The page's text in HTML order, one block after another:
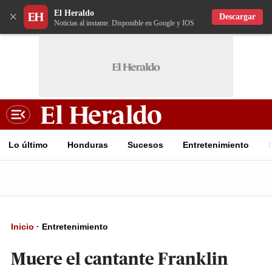
× El Heraldo
Noticias al instante. Disponible en Google y IOS
Descargar
Lo último Honduras Sucesos Entretenimiento
Inicio · Entretenimiento
Muere el cantante Franklin